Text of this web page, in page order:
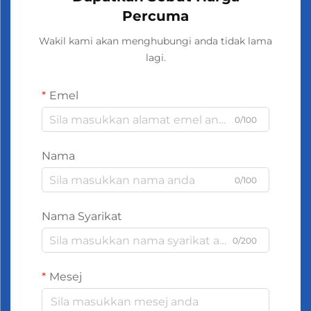
Percuma
Wakil kami akan menghubungi anda tidak lama
lagi.
Emel
0/100
Nama
0/100
Nama Syarikat
0/200
Mesej